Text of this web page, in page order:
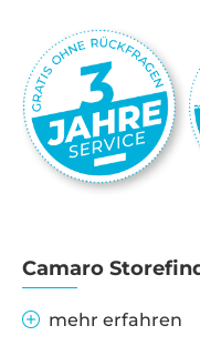
Camaro
mehr erfahren